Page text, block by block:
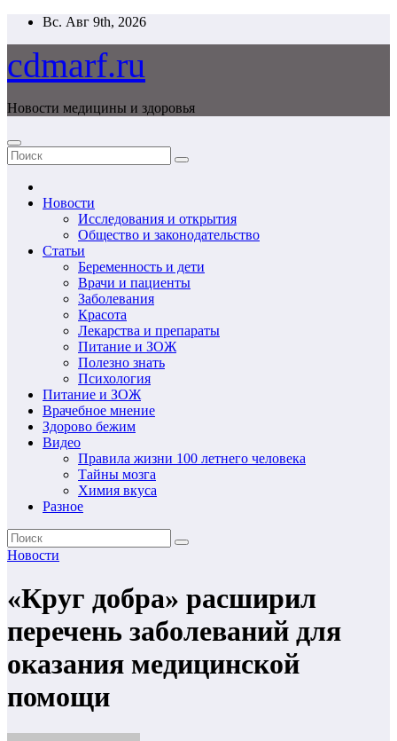
Перейти
содержимому
Вс. Авг 9th, 2026
cdmarf.ru
Новости медицины и здоровья
Новости
Исследования и открытия
Общество и законодательство
Статьи
Беременность и дети
Врачи и пациенты
Заболевания
Красота
Лекарства и препараты
Питание и ЗОЖ
Полезно знать
Психология
Питание и ЗОЖ
Врачебное мнение
Здорово бежим
Видео
Правила жизни 100 летнего человека
Тайны мозга
Химия вкуса
Разное
Новости
«Круг добра» расширил
перечень заболеваний для
оказания медицинской
помощи